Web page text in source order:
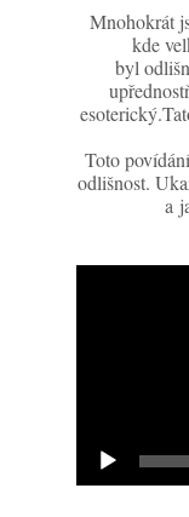
Mnohokrát
kde
byl
Toto
odlišnost.
a